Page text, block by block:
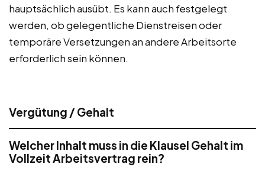
hauptsächlich ausübt. Es kann auch festgelegt
werden, ob gelegentliche Dienstreisen oder
temporäre Versetzungen an andere Arbeitsorte
erforderlich sein können.
Vergütung / Gehalt
Welcher Inhalt muss in die Klausel Gehalt im
Vollzeit Arbeitsvertrag rein?